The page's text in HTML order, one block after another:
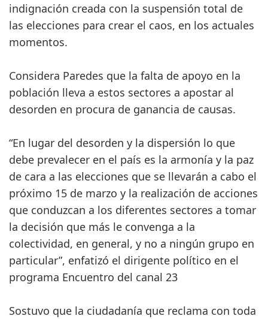
indignación creada con la suspensión total de
las elecciones para crear el caos, en los actuales
momentos.
Considera Paredes que la falta de apoyo en la
población lleva a estos sectores a apostar al
desorden en procura de ganancia de causas.
“En lugar del desorden y la dispersión lo que
debe prevalecer en el país es la armonía y la paz
de cara a las elecciones que se llevarán a cabo el
próximo 15 de marzo y la realización de acciones
que conduzcan a los diferentes sectores a tomar
la decisión que más le convenga a la
colectividad, en general, y no a ningún grupo en
particular”, enfatizó el dirigente político en el
programa Encuentro del canal 23
Sostuvo que la ciudadanía que reclama con toda